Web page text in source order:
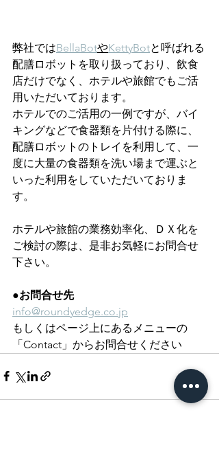
弊社ではBellaBotやKettyBotと呼ばれる
配膳ロボットを取り扱っており、飲食
店だけでなく、ホテルや旅館でもご活
用いただいております。
ホテルでのご活用の一例ですが、バイ
キングなどで食器類を片付ける際に、
配膳ロボットのトレイを利用して、一
度に大量の食器類を洗い場まで運ぶと
いった利用をしていただいておりま
す。
ホテルや旅館の業務効率化、ＤＸ化を
ご検討の際は、是非お気軽にお問合せ
下さい。
●お問合せ先
info@roundyedge.co.jp
もしくはページ上にあるメニューの
「Contact」からお問合せください